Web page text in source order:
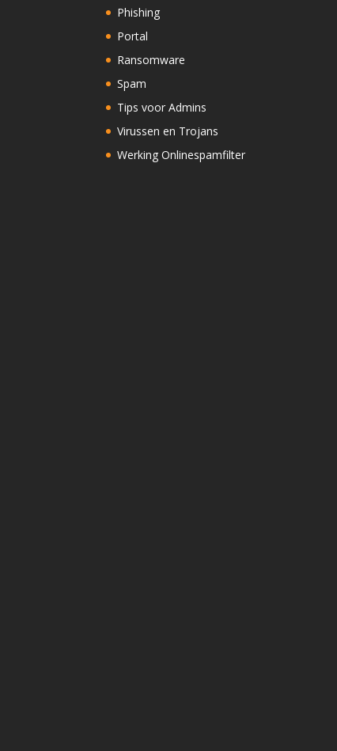
Phishing
Portal
Ransomware
Spam
Tips voor Admins
Virussen en Trojans
Werking Onlinespamfilter